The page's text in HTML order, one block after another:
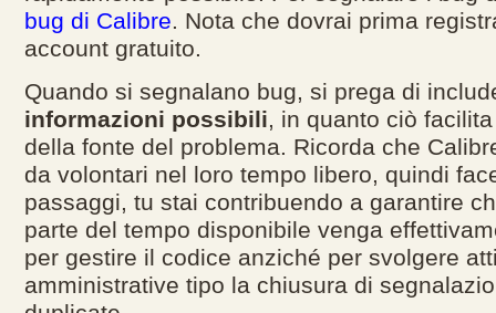
bug di Calibre. Nota che dovrai prima
account gratuito.
Quando si segnalano bug, si prega di
informazioni possibili, in quanto ciò
della fonte del problema. Ricorda che
da volontari nel loro tempo libero, quindi
passaggi, tu stai contribuendo a garantire
parte del tempo disponibile venga
per gestire il codice anziché per svolgere
amministrative tipo la chiusura di